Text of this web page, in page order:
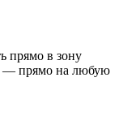
прямо в зону
— прямо на любую